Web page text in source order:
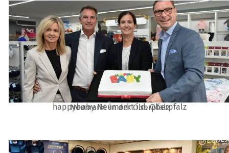
Neumarkt in der Oberpfalz
happybaby Neumarkt i.d. Oberpfalz